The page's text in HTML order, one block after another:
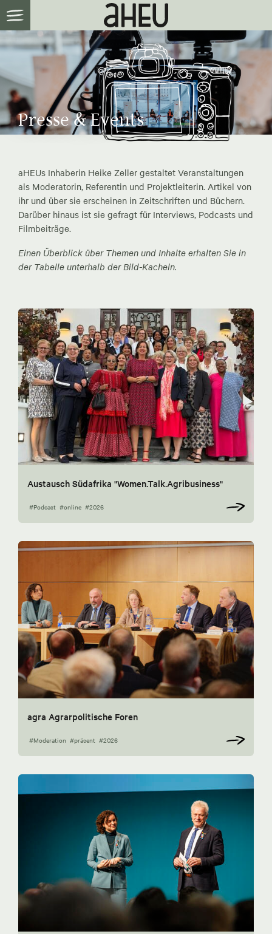
Presse & Events
aHEUs Inhaberin Heike Zeller gestaltet Veranstaltungen
als Moderatorin, Referentin und Projektleiterin. Artikel von
ihr und über sie erscheinen in Zeitschriften und Büchern.
Darüber hinaus ist sie gefragt für Interviews, Podcasts und
Filmbeiträge.
Einen Überblick über Themen und Inhalte erhalten Sie in
der Tabelle unterhalb der Bild-Kacheln.
Austausch Südafrika "Women.Talk.Agribusiness"
#Podcast #online #2026
agra Agrarpolitische Foren
#Moderation #präsent #2026